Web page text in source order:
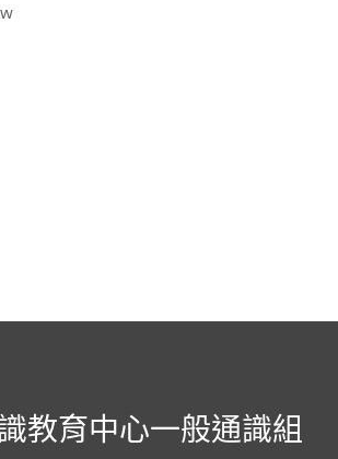
教育中心一般通識組